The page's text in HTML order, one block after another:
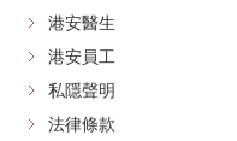
港安醫生
港安員工
私隱聲明
法律條款